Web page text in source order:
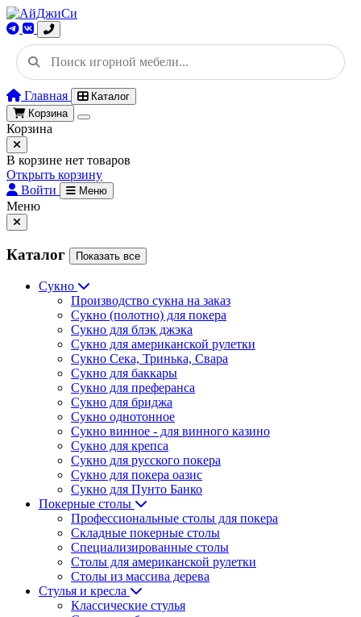
Главная
Каталог
Корзина
Корзина
В корзине нет товаров
Открыть корзину
Войти
Меню
Меню
Каталог Показать все
Сукно
Производство сукна на заказ
Сукно (полотно) для покера
Сукно для блэк джэка
Сукно для американской рулетки
Сукно Сека, Тринька, Свара
Сукно для баккары
Сукно для преферанса
Сукно для бриджа
Сукно однотонное
Сукно винное - для винного казино
Сукно для крепса
Сукно для русского покера
Сукно для покера оазис
Сукно для Пунто Банко
Покерные столы
Профессиональные столы для покера
Складные покерные столы
Специализированные столы
Столы для американской рулетки
Столы из массива дерева
Стулья и кресла
Классические стулья